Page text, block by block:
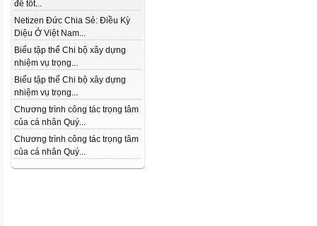
đề tốt...
Netizen Đức Chia Sẻ: Điều Kỳ
Diệu Ở Việt Nam...
Biểu tập thể Chi bộ xây dựng
nhiệm vụ trọng...
Biểu tập thể Chi bộ xây dựng
nhiệm vụ trọng...
Chương trình công tác trọng tâm
của cá nhân Quý...
Chương trình công tác trọng tâm
của cá nhân Quý...